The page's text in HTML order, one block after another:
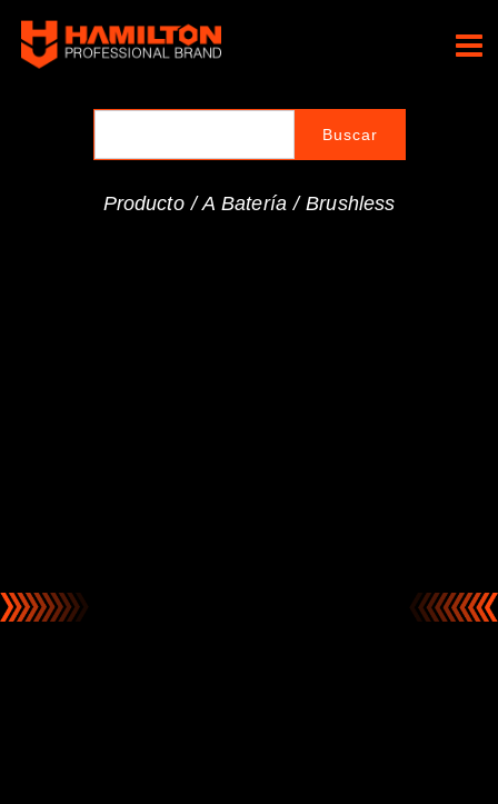
contenido
Producto /A Batería/Brushless